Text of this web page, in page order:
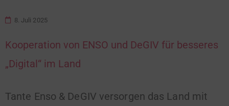
8. Juli 2025
Kooperation von ENSO und DeGIV für besseres
„Digital“ im Land
Tante Enso & DeGIV versorgen das Land mit